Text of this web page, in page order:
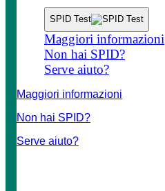
SPID Test
Maggiori informazioni
Non hai SPID?
Serve aiuto?
Maggiori informazioni
Non hai SPID?
Serve aiuto?